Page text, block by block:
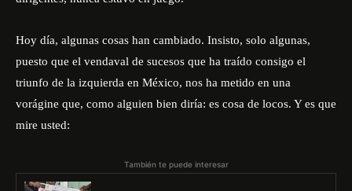
Hoy día, algunas cosas han cambiado. Insisto, solo algunas,
puesto que el vendaval de sucesos que ha traído consigo el
triunfo de la izquierda en México, nos ha metido en una
vorágine que, como alguien bien diría: es cosa de locos. Y es que
mire usted:
También te puede interesar